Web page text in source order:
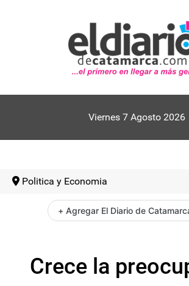
Viernes 7 Agosto 2026
Politica y Economia
+ Agregar El Diario de
Crece la